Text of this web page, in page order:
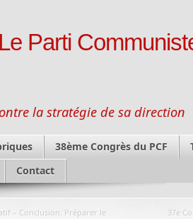
Parti
la stratégie de sa direction
38ème Congrès du PCF
Contact
– Conclusion: Préparer le
37e